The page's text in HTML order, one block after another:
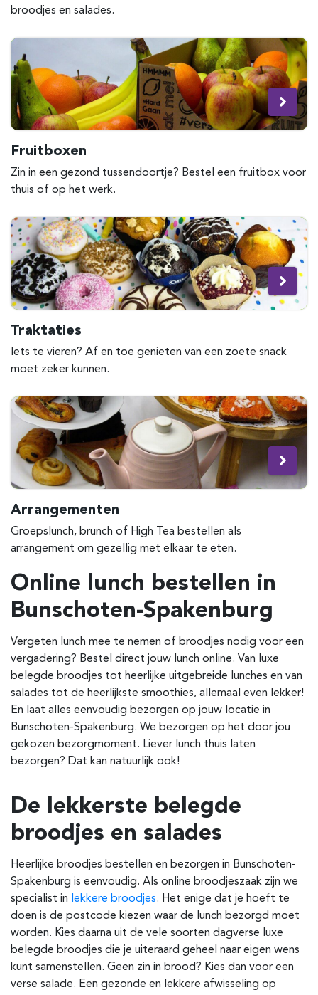
broodjes en salades.
Fruitboxen
Zin in een gezond tussendoortje? Bestel een fruitbox voor
thuis of op het werk.
Traktaties
Iets te vieren? Af en toe genieten van een zoete snack
moet zeker kunnen.
Arrangementen
Groepslunch, brunch of High Tea bestellen als
arrangement om gezellig met elkaar te eten.
Online lunch bestellen in
Bunschoten-Spakenburg
Vergeten lunch mee te nemen of broodjes nodig voor een
vergadering? Bestel direct jouw lunch online. Van luxe
belegde broodjes tot heerlijke uitgebreide lunches en van
salades tot de heerlijkste smoothies, allemaal even lekker!
En laat alles eenvoudig bezorgen op jouw locatie in
Bunschoten-Spakenburg. We bezorgen op het door jou
gekozen bezorgmoment. Liever lunch thuis laten
bezorgen? Dat kan natuurlijk ook!
De lekkerste belegde
broodjes en salades
Heerlijke broodjes bestellen en bezorgen in Bunschoten-
Spakenburg is eenvoudig. Als online broodjeszaak zijn we
specialist in lekkere broodjes. Het enige dat je hoeft te
doen is de postcode kiezen waar de lunch bezorgd moet
worden. Kies daarna uit de vele soorten dagverse luxe
belegde broodjes die je uiteraard geheel naar eigen wens
kunt samenstellen. Geen zin in brood? Kies dan voor een
verse salade. Een gezonde en lekkere afwisseling op